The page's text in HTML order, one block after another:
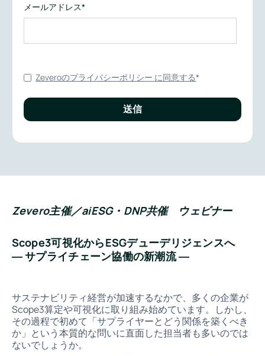
メールアドレス*
Zeveroのプライバシーポリシー に同意する*
Zevero主催／aiESG・DNP共催 ウェビナー
Scope3可視化からESGデューデリジェンスへ
― サプライチェーン協働の新潮流 ―
サステナビリティ経営が加速するなかで、多くの企業が
Scope3算定や可視化に取り組み始めています。しかし、
その過程で初めて「サプライヤーとどう関係を築くべき
か」という本質的な問いに直面した担当者も多いのでは
ないでしょうか。